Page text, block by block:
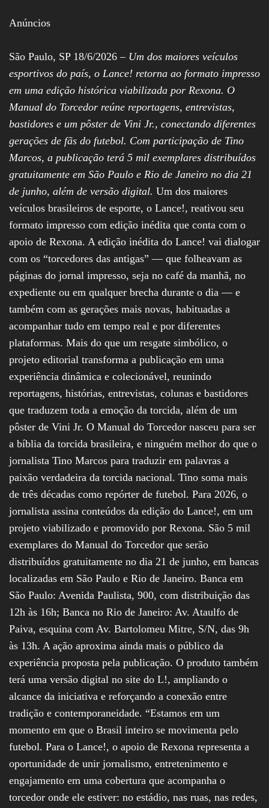
Brasília, Nordeste,
Norte, Centro-
Oeste, Sul, Sudeste,
Vinhos, Bebidas,
Cervejas, Comida,
Emprego,
Empreendedorismo,
Negócios,
Oportunidades,
Anúncios
São Paulo, SP 18/6/2026 – Um dos maiores veículos
esportivos do país, o Lance! retorna ao formato impresso
em uma edição histórica viabilizada por Rexona. O
Manual do Torcedor reúne reportagens, entrevistas,
bastidores e um pôster de Vini Jr., conectando diferentes
gerações de fãs do futebol. Com participação de Tino
Marcos, a publicação terá 5 mil exemplares distribuídos
gratuitamente em São Paulo e Rio de Janeiro no dia 21
de junho, além de versão digital. Um dos maiores
veículos brasileiros de esporte, o Lance!, reativou seu
formato impresso com edição inédita que conta com o
apoio de Rexona. A edição inédita do Lance! vai dialogar
com os “torcedores das antigas” — que folheavam as
páginas do jornal impresso, seja no café da manhã, no
expediente ou em qualquer brecha durante o dia — e
também com as gerações mais novas, habituadas a
acompanhar tudo em tempo real e por diferentes
plataformas. Mais do que um resgate simbólico, o
projeto editorial transforma a publicação em uma
experiência dinâmica e colecionável, reunindo
reportagens, histórias, entrevistas, colunas e bastidores
que traduzem toda a emoção da torcida, além de um
pôster de Vini Jr. O Manual do Torcedor nasceu para ser
a bíblia da torcida brasileira, e ninguém melhor do que o
jornalista Tino Marcos para traduzir em palavras a
paixão verdadeira da torcida nacional. Tino soma mais
de três décadas como repórter de futebol. Para 2026, o
jornalista assina conteúdos da edição do Lance!, em um
projeto viabilizado e promovido por Rexona. São 5 mil
exemplares do Manual do Torcedor que serão
distribuídos gratuitamente no dia 21 de junho, em bancas
localizadas em São Paulo e Rio de Janeiro. Banca em
São Paulo: Avenida Paulista, 900, com distribuição das
12h às 16h; Banca no Rio de Janeiro: Av. Ataulfo de
Paiva, esquina com Av. Bartolomeu Mitre, S/N, das 9h
às 13h. A ação aproxima ainda mais o público da
experiência proposta pela publicação. O produto também
terá uma versão digital no site do L!, ampliando o
alcance da iniciativa e reforçando a conexão entre
tradição e contemporaneidade. “Estamos em um
momento em que o Brasil inteiro se movimenta pelo
futebol. Para o Lance!, o apoio de Rexona representa a
oportunidade de unir jornalismo, entretenimento e
engajamento em uma cobertura que acompanha o
torcedor onde ele estiver: no estádio, nas ruas, nas redes,